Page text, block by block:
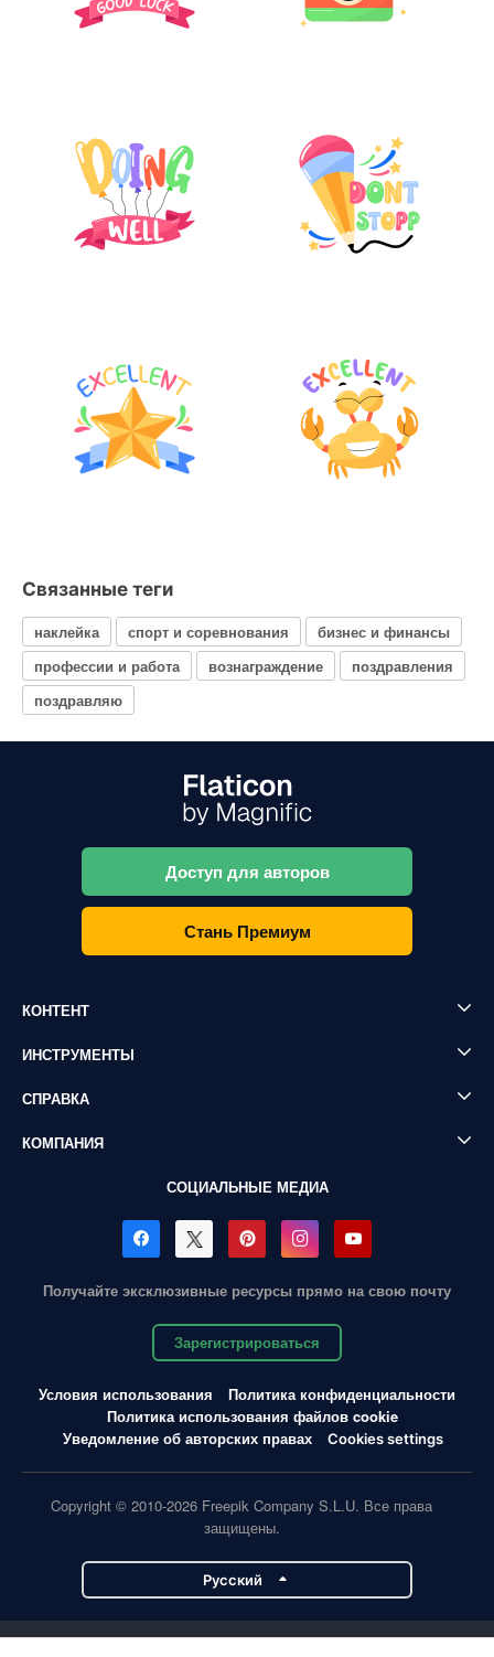
Связанные теги
наклейка спорт и соревнования
бизнес и финансы
профессии и работа
вознаграждение
поздравления
поздравляю
Доступ для авторов
Стань Премиум
КОНТЕНТ
ИНСТРУМЕНТЫ
СПРАВКА
КОМПАНИЯ
СОЦИАЛЬНЫЕ МЕДИА
Получайте эксклюзивные ресурсы прямо на свою почту
Зарегистрироваться
Условия использования
Политика конфиденциальности
Политика использования файлов cookie
Уведомление об авторских правах
Cookies settings
Copyright © 2010-2026 Freepik Company S.L.U. Все права
защищены.
Pусский